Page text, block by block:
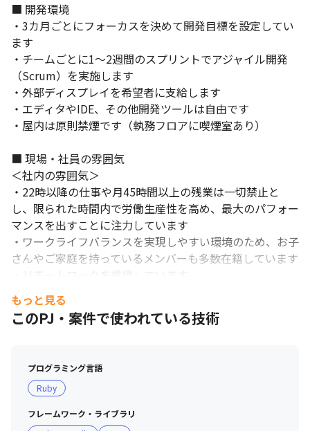
■ 開発環境
・3カ月ごとにフォーカスを決めて開発目標を設定してい
ます
・チームごとに1〜2週間のスプリントでアジャイル開発
（Scrum）を実施します
・外部ディスプレイを希望者に支給します
・エディタやIDE、その他開発ツールは自由です
・屋内は原則禁煙です（執務フロアに喫煙室あり）
■ 現場・社員の雰囲気
＜社内の雰囲気＞
・22時以降の仕事や月45時間以上の残業は一切禁止と
し、限られた時間内で労働生産性を高め、最大のパフォー
マンスを出すことに注力しています
・ワークライフバランスを実現しやすい環境のため、お子
さんやご家庭を持っているメンバーも多数在籍しています
・リモートワークを推奨しています
・年次や役職に関係なく会議で忌憚ない意見を伝えること
ができ、それを称賛する文化です
・ストレートにフィードバックし、フィードバックを受け
＜開発組織の雰囲気＞
・「顧客に価値を届ける」という共通目的を開発組織、営
業、コンサルタントと共有し、開発しています
・目的達成に向けて課題がある場合は、関係者がいる場で
もっと見る
このPJ・案件で使われている技術
プログラミング言語
Ruby
フレームワーク・ライブラリ